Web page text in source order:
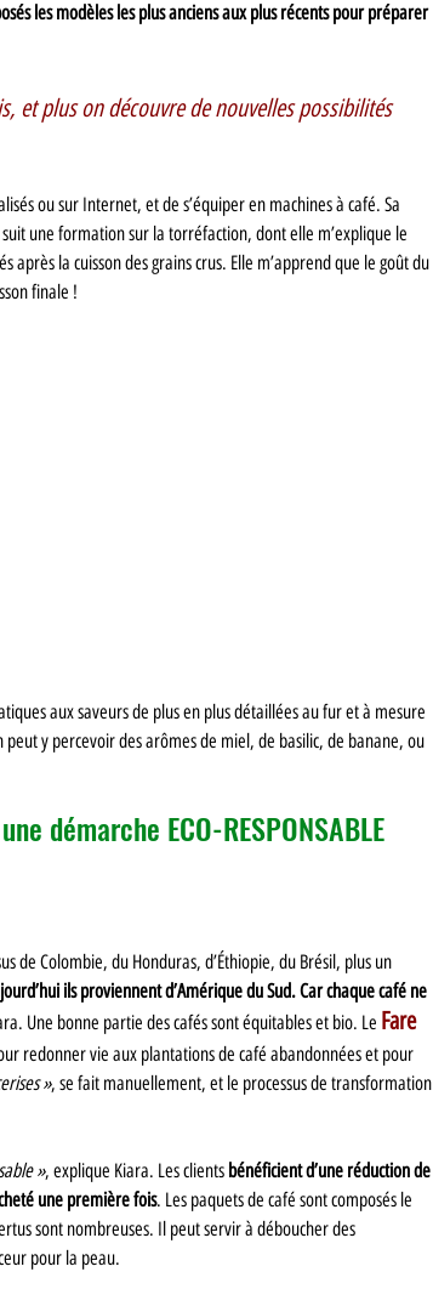
les modèles les plus anciens aux plus récents pour préparer
et plus on découvre de nouvelles possibilités
ou sur Internet, et de s’équiper en machines à café. Sa
suit une formation sur la torréfaction, dont elle m’explique le
après la cuisson des grains crus. Elle m’apprend que le goût du
finale !
aux saveurs de plus en plus détaillées au fur et à mesure
y percevoir des arômes de miel, de basilic, de banane, ou
démarche ECO-RESPONSABLE
de Colombie, du Honduras, d’Éthiopie, du Brésil, plus un
ils proviennent d’Amérique du Sud. Car chaque café ne
Une bonne partie des cafés sont équitables et bio. Le Fare
redonner vie aux plantations de café abandonnées et pour
», se fait manuellement, et le processus de transformation
», explique Kiara. Les clients bénéficient d’une réduction de
une première fois. Les paquets de café sont composés le
sont nombreuses. Il peut servir à déboucher des
pour la peau.